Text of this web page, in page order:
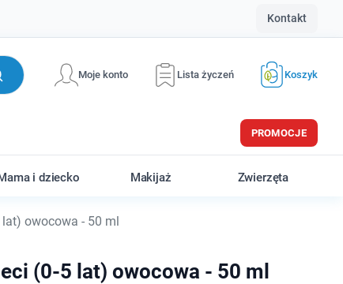
Kontakt
Moje konto Lista życzeń Koszyk
PROMOCJE
i dziecko Makijaż Zwierzęta
owocowa - 50 ml
(0-5 lat) owocowa - 50 ml